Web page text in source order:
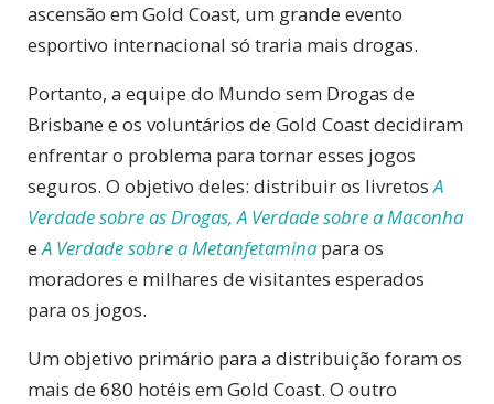
ascensão em Gold Coast, um grande evento
esportivo internacional só traria mais drogas.
Portanto, a equipe do Mundo sem Drogas de
Brisbane e os voluntários de Gold Coast decidiram
enfrentar o problema para tornar esses jogos
seguros. O objetivo deles: distribuir os livretosA
Verdade sobre as Drogas,A Verdade sobre a Maconha
eA Verdade sobre a Metanfetamina para os
moradores e milhares de visitantes esperados
para os jogos.
Um objetivo primário para a distribuição foram os
mais de 680 hotéis em Gold Coast. O outro